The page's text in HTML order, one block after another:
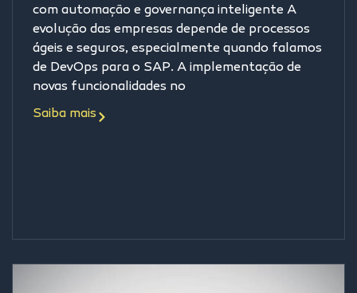
com automação e governança inteligente A
evolução das empresas depende de processos
ágeis e seguros, especialmente quando falamos
de DevOps para o SAP. A implementação de
novas funcionalidades no
Saiba mais